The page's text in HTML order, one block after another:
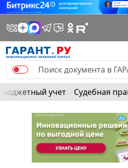
Бюджетный учет Судебная